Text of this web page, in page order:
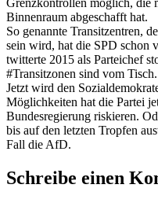
Grenzkontrollen möglich, die
Binnenraum abgeschafft hat.
So genannte Transitzentren,
sein wird, hat die SPD schon
twitterte 2015 als Parteichef
#Transitzonen sind vom
Jetzt wird den
Möglichkeiten hat die Partei
Bundesregierung riskieren.
bis auf den letzten Tropfen
Fall die AfD.
Schreibe einen